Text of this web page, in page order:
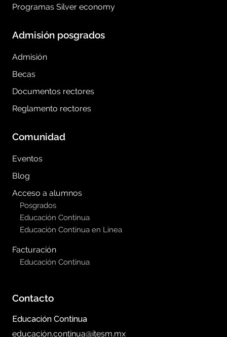
Programas Silver economy
Admisión posgrados
Admisión
Becas
Documentos rectores
Reglamento rectores
Comunidad
Eventos
Blog
Acceso a alumnos
Posgrados
Educación Continua
Educación Continua en Línea
Facturación
Educación Continua
Contacto
Educación Continua
educación.continua@itesm.mx